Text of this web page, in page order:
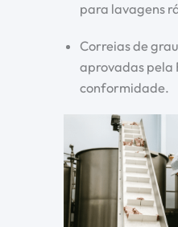
para lavagens
Correias de
aprovadas pela
conformidade.